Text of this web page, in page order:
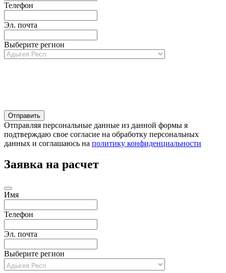
Телефон
Эл. почта
Выберите регион
Отправляя персональные данные из данной формы я
подтверждаю свое согласие на обработку персональных
данных и соглашаюсь на политику конфиденциальности
Заявка на расчет
Имя
Телефон
Эл. почта
Выберите регион